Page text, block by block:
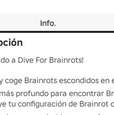
Info.
a Dive For Brainrots!
coge Brainrots escondidos en
profundo para encontrar
tu configuración de Brainrot